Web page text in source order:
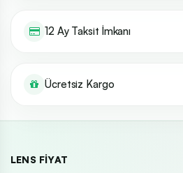
12 Ay Taksit İmkanı
Ücretsiz Kargo
LENS FIYAT